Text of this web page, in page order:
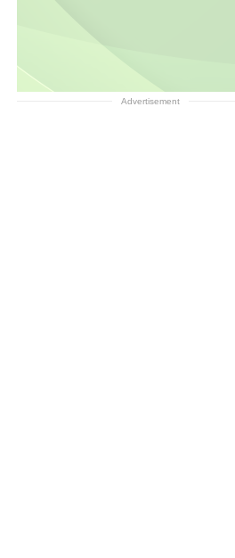
Advertisement